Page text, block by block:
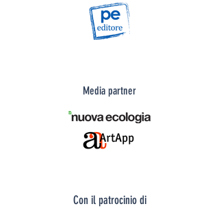
Media partner
Con il patrocinio di